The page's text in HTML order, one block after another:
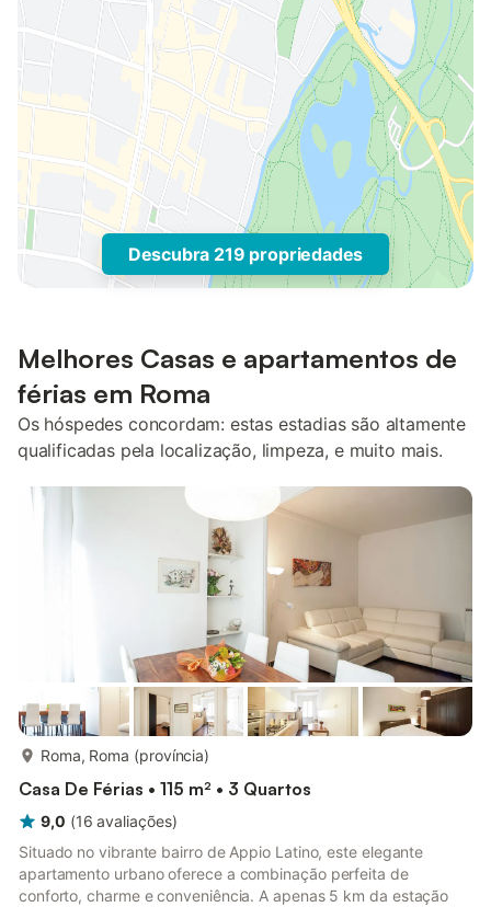
Descubra 219 propriedades
Melhores Casas e apartamentos de
férias em Roma
Os hóspedes concordam: estas estadias são altamente
qualificadas pela localização, limpeza, e muito mais.
Roma, Roma (província)
Casa De Férias • 115 m² • 3 Quartos
9,0 (16 avaliações)
Situado no vibrante bairro de Appio Latino, este elegante
apartamento urbano oferece a combinação perfeita de
conforto, charme e conveniência. A apenas 5 km da estação